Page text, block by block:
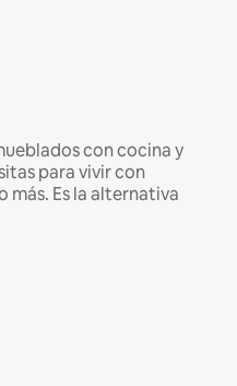
con cocina y
para vivir con
más. Es la alternativa